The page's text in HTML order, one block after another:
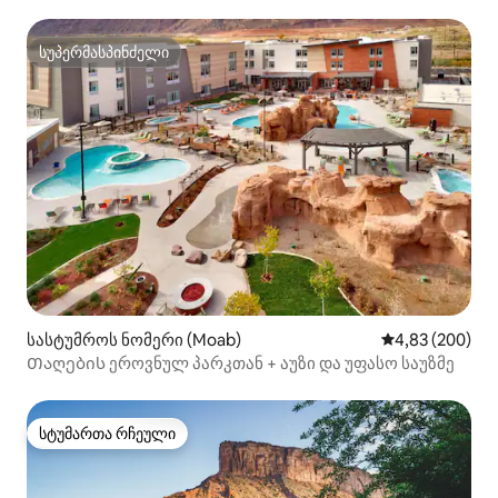
სუპერმასპინძელი
სუპერმასპინძელი
სასტუმროს ნომერი (Moab) საშუალო
4,83 (200)
Თაღების ეროვნულ პარკთან + აუზი და უფასო საუზმე
სტუმართა რჩეული
სტუმართა რჩეული